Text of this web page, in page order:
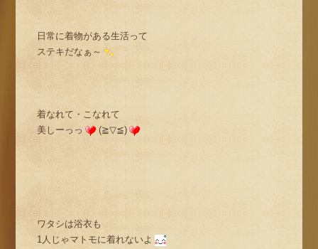
日常に着物がある生活って
ステキだなぁ～
着なれて・こなれて
美しーっっ
(≧▽≦)
ワタシは浴衣も
1人じゃマトモに着れないよ